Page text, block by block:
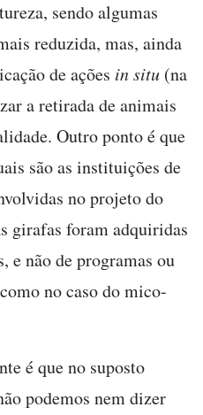
sendo algumas
reduzida, mas, ainda
de ações in situ (na
a retirada de animais
Outro ponto é que
são as instituições de
no projeto do
girafas foram adquiridas
e não de programas ou
no caso do mico-
é que no suposto
podemos nem dizer